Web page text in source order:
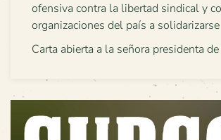
ofensiva contra la libertad sindical y
organizaciones del país a solidarizarse
Carta abierta a la señora presidenta